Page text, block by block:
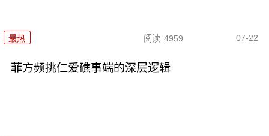
最热 阅读 4959 07-22
菲方频挑仁爱礁事端的深层逻辑